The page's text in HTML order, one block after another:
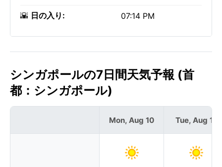
🌇 日の入り: 07:14 PM
シンガポールの7日間天気予報 (首
都：シンガポール)
Mon, Aug 10 Tue, Aug 11